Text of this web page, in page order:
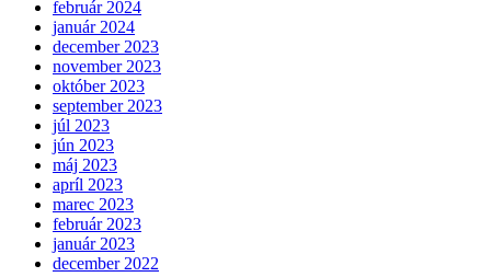
február 2024
január 2024
december 2023
november 2023
október 2023
september 2023
júl 2023
jún 2023
máj 2023
apríl 2023
marec 2023
február 2023
január 2023
december 2022